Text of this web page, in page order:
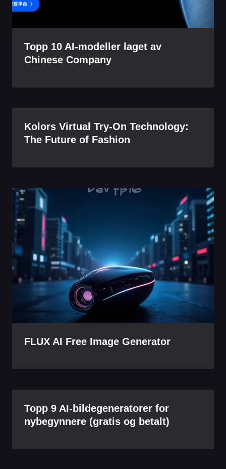
Topp 10 AI-modeller laget av
Chinese Company
Kolors Virtual Try-On Technology:
The Future of Fashion
FLUX AI Free Image Generator
Topp 9 AI-bildegeneratorer for
nybegynnere (gratis og betalt)